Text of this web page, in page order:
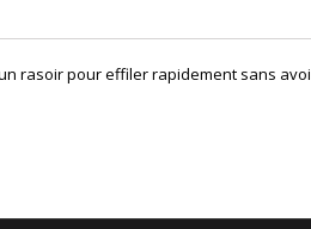
rasoir pour effiler rapidement sans